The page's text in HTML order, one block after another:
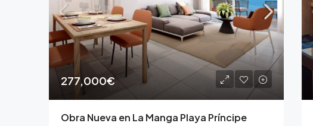
277,000€
Obra Nueva en La Manga Playa Príncipe